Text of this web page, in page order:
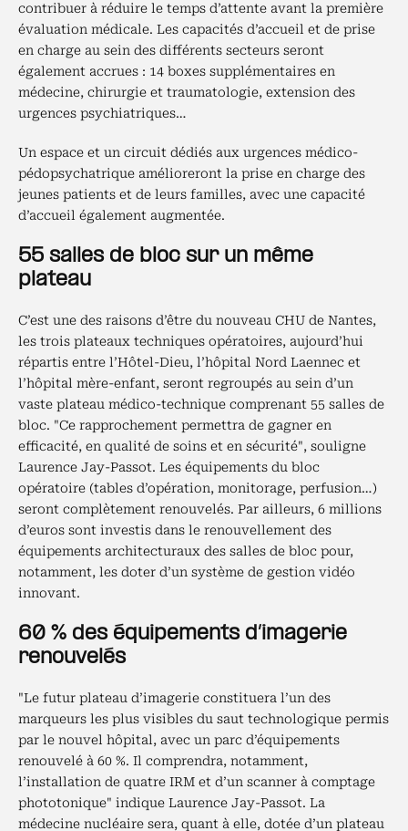
contribuer à réduire le temps d’attente avant la première
évaluation médicale. Les capacités d’accueil et de prise
en charge au sein des différents secteurs seront
également accrues : 14 boxes supplémentaires en
médecine, chirurgie et traumatologie, extension des
urgences psychiatriques…
Un espace et un circuit dédiés aux urgences médico-
pédopsychatrique amélioreront la prise en charge des
jeunes patients et de leurs familles, avec une capacité
d’accueil également augmentée.
55 salles de bloc sur un même
plateau
C’est une des raisons d’être du nouveau CHU de Nantes,
les trois plateaux techniques opératoires, aujourd’hui
répartis entre l’Hôtel-Dieu, l’hôpital Nord Laennec et
l’hôpital mère-enfant, seront regroupés au sein d’un
vaste plateau médico-technique comprenant 55 salles de
bloc. "Ce rapprochement permettra de gagner en
efficacité, en qualité de soins et en sécurité", souligne
Laurence Jay-Passot. Les équipements du bloc
opératoire (tables d’opération, monitorage, perfusion…)
seront complètement renouvelés. Par ailleurs, 6 millions
d’euros sont investis dans le renouvellement des
équipements architecturaux des salles de bloc pour,
notamment, les doter d’un système de gestion vidéo
innovant.
60 % des équipements d’imagerie
renouvelés
"Le futur plateau d’imagerie constituera l’un des
marqueurs les plus visibles du saut technologique permis
par le nouvel hôpital, avec un parc d’équipements
renouvelé à 60 %. Il comprendra, notamment,
l’installation de quatre IRM et d’un scanner à comptage
phototonique" indique Laurence Jay-Passot. La
médecine nucléaire sera, quant à elle, dotée d’un plateau